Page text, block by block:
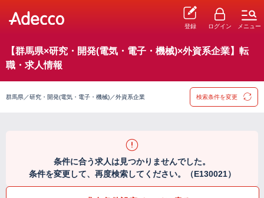
登録 ログイン メニュー
【群馬県×研究・開発(電気・電子・機械)×外資系企業】転
職・求人情報
群馬県／研究・開発(電気・電子・機械)／外資系企業 検索条件を変更
条件に合う求人は見つかりませんでした。
条件を変更して、再度検索してください。（E130021）